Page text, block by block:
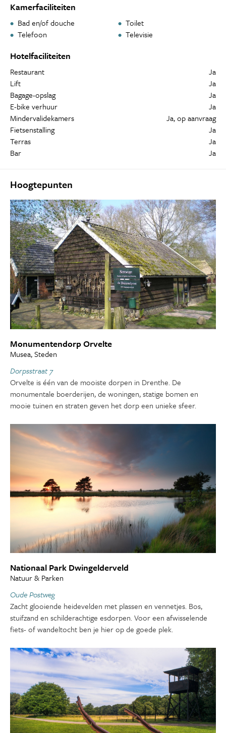
Kamerfaciliteiten
Bad en/of douche
Toilet
Telefoon
Televisie
Hotelfaciliteiten
Restaurant
Ja
Lift
Ja
Bagage-opslag
Ja
E-bike verhuur
Ja
Mindervalidekamers
Ja, op aanvraag
Fietsenstalling
Ja
Terras
Ja
Bar
Ja
Hoogtepunten
Monumentendorp Orvelte
Musea, Steden
Dorpsstraat 7
Orvelte is één van de mooiste dorpen in Drenthe. De
monumentale boerderijen, de woningen, statige bomen en
mooie tuinen en straten geven het dorp een unieke sfeer.
Nationaal Park Dwingelderveld
Natuur & Parken
Oude Postweg
Zacht glooiende heidevelden met plassen en vennetjes. Bos,
stuifzand en schilderachtige esdorpen. Voor een afwisselende
fiets- of wandeltocht ben je hier op de goede plek.